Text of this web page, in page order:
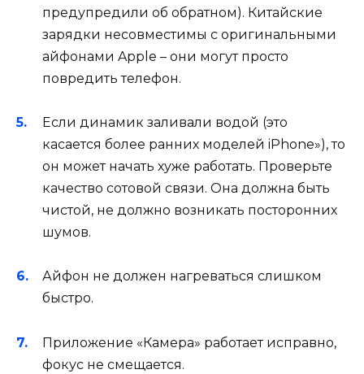
предупредили об обратном). Китайские
зарядки несовместимы с оригинальными
айфонами Apple – они могут просто
повредить телефон.
Если динамик заливали водой (это
касается более ранних моделей iPhone»), то
он может начать хуже работать. Проверьте
качество сотовой связи. Она должна быть
чистой, не должно возникать посторонних
шумов.
Айфон не должен нагреваться слишком
быстро.
Приложение «Камера» работает исправно,
фокус не смещается.